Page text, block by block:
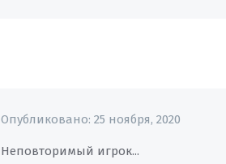
Опубликовано:25 ноября, 2020
Неповторимый игрок...